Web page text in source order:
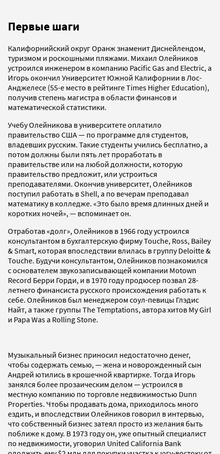
Первые шаги
Калифорнийский округ Оранж знаменит Диснейлендом,
туризмом и роскошными пляжами. Михаил Олейников
устроился инженером в компанию Pacific Gas and Electric, а
Игорь окончил Университет Южной Калифорнии в Лос-
Анджелесе (55-е место в рейтинге Times Higher Education),
получив степень магистра в области финансов и
математической статистики.
Учебу Олейникова в университете оплатило
правительство США — по программе для студентов,
владевших русским. Такие студенты учились бесплатно, а
потом должны были пять лет проработать в
правительстве или на любой должности, которую
правительство предложит, или устроиться
преподавателями. Окончив университет, Олейников
поступил работать в Shell, а по вечерам преподавал
математику в колледже. «Это было время длинных дней и
коротких ночей», — вспоминает он.
Отработав «долг», Олейников в 1966 году устроился
консультантом в бухгалтерскую фирму Touche, Ross, Bailey
& Smart, которая впоследствии влилась в группу Deloitte &
Touche. Будучи консультантом, Олейников познакомился
с основателем звукозаписывающей компании Motown
Record Берри Горди, и в 1970 году продюсер позвал 28-
летнего финансиста русского происхождения работать к
себе. Олейников был менеджером соул-певицы Глэдис
Найт, а также группы The Temptations, автора хитов My Girl
и Papa Was а Rolling Stone.
Музыкальный бизнес приносил недостаточно денег,
чтобы содержать семью, — жена и новорожденный сын
Андрей ютились в крошечной квартирке. Тогда Игорь
занялся более прозаическим делом — устроился в
местную компанию по торговле недвижимостью Dunn
Properties. Чтобы продавать дома, приходилось много
ездить, и впоследствии Олейников говорил в интервью,
что собственный бизнес затеял просто из желания быть
поближе к дому. В 1973 году он, уже опытный специалист
по недвижимости, уговорил United California Bank